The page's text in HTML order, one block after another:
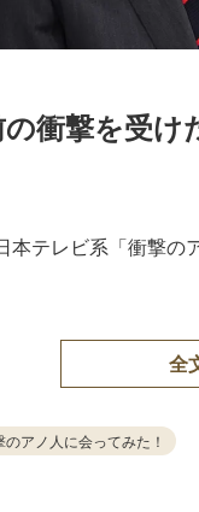
衝撃を受け
本テレビ系「衝撃の
全
のアノ人に会ってみた！